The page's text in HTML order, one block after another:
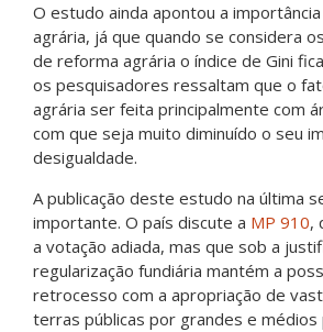
O estudo ainda apontou a
agrária, já que quando se considera
de reforma agrária o índice de Gini
os pesquisadores ressaltam que o
agrária ser feita principalmente com
com que seja muito diminuído o seu
desigualdade.
A publicação deste estudo na última
importante. O país discute a MP 910,
a votação adiada, mas que sob a
regularização fundiária mantém a
retrocesso com a apropriação de
terras públicas por grandes e